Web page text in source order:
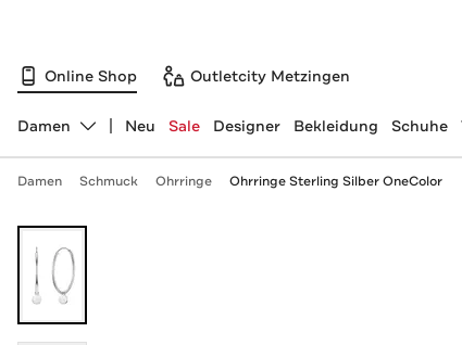
Online Shop Outletcity Metzingen
Abteilung ändern, ausgewählt:
Damen Neu Sale Designer Bekleidung Schuhe
Damen Schmuck Ohrringe Ohrringe Sterling Silber OneColor